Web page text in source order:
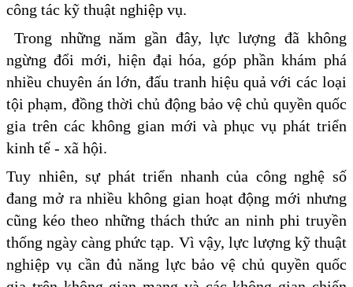
công tác kỹ thuật nghiệp vụ.
Trong những năm gần đây, lực lượng đã không
ngừng đổi mới, hiện đại hóa, góp phần khám phá
nhiều chuyên án lớn, đấu tranh hiệu quả với các loại
tội phạm, đồng thời chủ động bảo vệ chủ quyền quốc
gia trên các không gian mới và phục vụ phát triển
kinh tế - xã hội.
Tuy nhiên, sự phát triển nhanh của công nghệ số
đang mở ra nhiều không gian hoạt động mới nhưng
cũng kéo theo những thách thức an ninh phi truyền
thống ngày càng phức tạp. Vì vậy, lực lượng kỹ thuật
nghiệp vụ cần đủ năng lực bảo vệ chủ quyền quốc